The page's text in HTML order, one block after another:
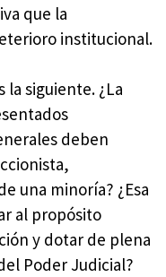
que la
institucional.
la siguiente. ¿La
deben
una minoría? ¿Esa
al propósito
y dotar de plena
Poder Judicial?